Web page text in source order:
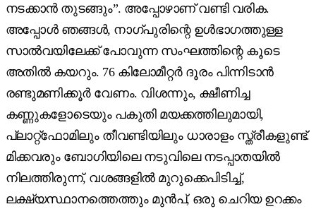
നടക്കാൻ തുടങ്ങും”. അപ്പോഴാണ് വണ്ടി വരിക.
അപ്പോൾ ഞങ്ങൾ, നാഗ്പുരിന്റെ ഉൾഭാഗത്തുള്ള
സാൽ‌വയിലേക്ക് പോവുന്ന സംഘത്തിന്റെ കൂടെ
അതിൽ കയറും. 76 കിലോമീറ്റർ ദൂരം പിന്നിടാൻ
രണ്ടുമണിക്കൂർ വേണം. വിശന്നും, ക്ഷീണിച്ച
കണ്ണുകളോടെയും പകുതി മയക്കത്തിലുമായി,
പ്ലാറ്റ്ഫോമിലും തീവണ്ടിയിലും ധാരാളം സ്ത്രീകളുണ്ട്.
മിക്കവരും ബോഗിയിലെ നടുവിലെ നടപ്പാതയിൽ
നിലത്തിരുന്ന്, വശങ്ങളിൽ മുറുക്കെപിടിച്ച്,
ലക്ഷ്യസ്ഥാനത്തെത്തും മുൻപ്, ഒരു ചെറിയ ഉറക്കം